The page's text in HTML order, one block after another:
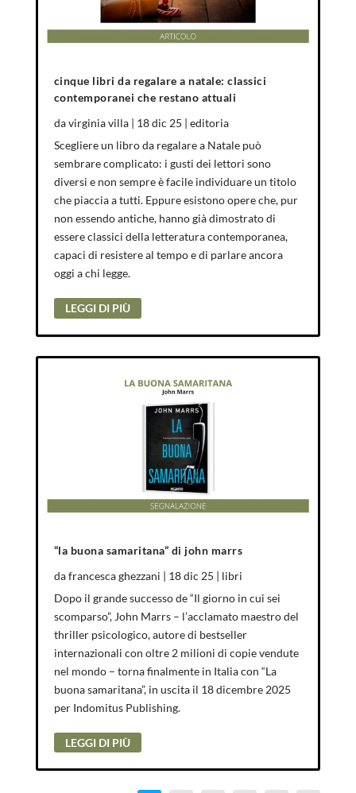
cinque libri da regalare a natale: classici
contemporanei che restano attuali
davirginia villa| 18 dic 25 | editoria
Scegliere un libro da regalare a Natale può
sembrare complicato: i gusti dei lettori sono
diversi e non sempre è facile individuare un titolo
che piaccia a tutti. Eppure esistono opere che, pur
non essendo antiche, hanno già dimostrato di
essere classici della letteratura contemporanea,
capaci di resistere al tempo e di parlare ancora
oggi a chi legge.
LEGGI DI PIÙ
“la buona samaritana” di john marrs
dafrancesca ghezzani | 18 dic 25 | libri
Dopo il grande successo de “Il giorno in cui sei
scomparso”, John Marrs – l’acclamato maestro del
thriller psicologico, autore di bestseller
internazionali con oltre 2 milioni di copie vendute
nel mondo – torna finalmente in Italia con “La
buona samaritana”, in uscita il 18 dicembre 2025
per Indomitus Publishing.
LEGGI DI PIÙ